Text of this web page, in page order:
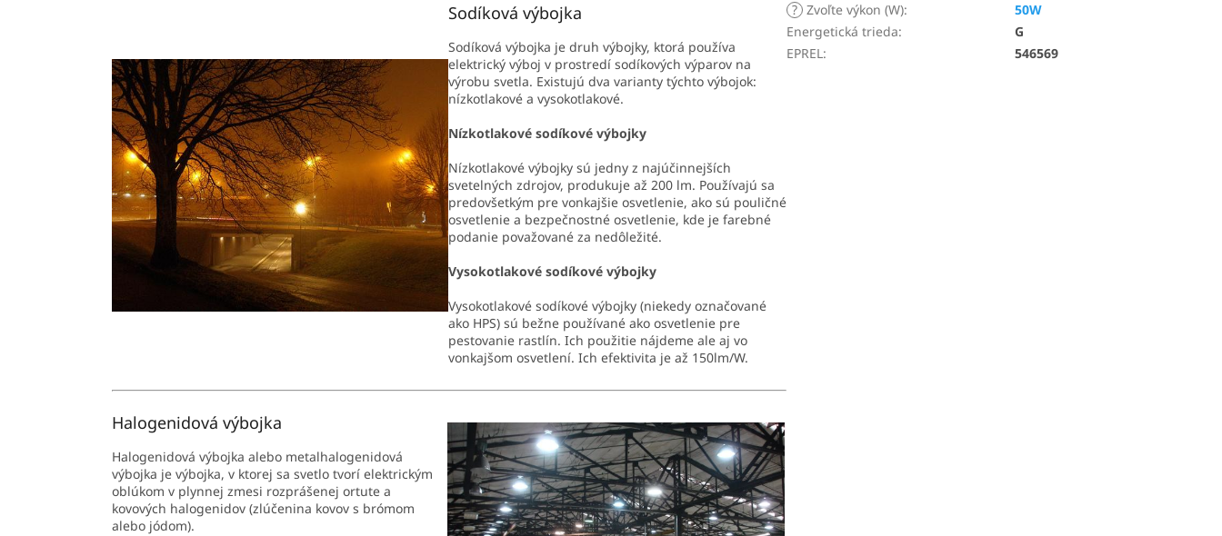
Sodíková výbojka
Sodíková výbojka je druh výbojky, ktorá používa
elektrický výboj v prostredí sodíkových výparov na
výrobu svetla. Existujú dva varianty týchto výbojok:
nízkotlakové a vysokotlakové.
Nízkotlakové sodíkové výbojky
Nízkotlakové výbojky sú jedny z najúčinnejších
svetelných zdrojov, produkuje až 200 lm. Používajú sa
predovšetkým pre vonkajšie osvetlenie, ako sú pouličné
osvetlenie a bezpečnostné osvetlenie, kde je farebné
podanie považované za nedôležité.
Vysokotlakové sodíkové výbojky
Vysokotlakové sodíkové výbojky (niekedy označované
ako HPS) sú bežne používané ako osvetlenie pre
pestovanie rastlín. Ich použitie nájdeme ale aj vo
vonkajšom osvetlení. Ich efektivita je až 150lm/W.
Halogenidová výbojka
Halogenidová výbojka alebo metalhalogenidová
výbojka je výbojka, v ktorej sa svetlo tvorí elektrickým
oblúkom v plynnej zmesi rozprášenej ortute a
kovových halogenidov (zlúčenina kovov s brómom
alebo jódom).
? Zvoľte výkon (W):
50W
Energetická trieda:
G
EPREL: 546569